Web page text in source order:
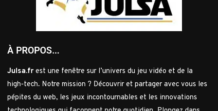
À PROPOS...
Julsa.fr est une fenêtre sur l’univers du jeu vidéo et de la
high-tech. Notre mission ? Découvrir et partager avec vous les
pépites du web, les jeux incontournables et les innovations